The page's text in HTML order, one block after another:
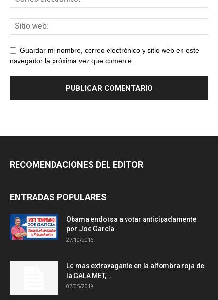
Guardar mi nombre, correo electrónico y sitio web en este
navegador la próxima vez que comente.
RECOMENDACIONES DEL EDITOR
ENTRADAS POPULARES
Obama endorsa a votar anticipadamente
por Joe García
27/10/2016
Lo mas extravagante en la alfombra roja de
la GALA MET,...
07/05/2019